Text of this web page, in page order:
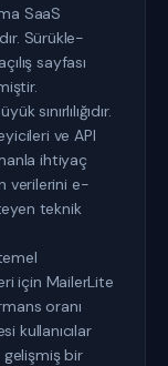
SaaS
Sürükle-
sayfası
sınırlılığıdır.
ve API
ihtiyaç
verilerini e-
teknik
için MailerLite
oranı
kullanıcılar
gelişmiş bir